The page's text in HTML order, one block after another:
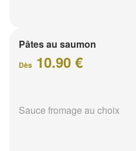
Pâtes au saumon
Dès 10.90 €
Sauce fromage au choix